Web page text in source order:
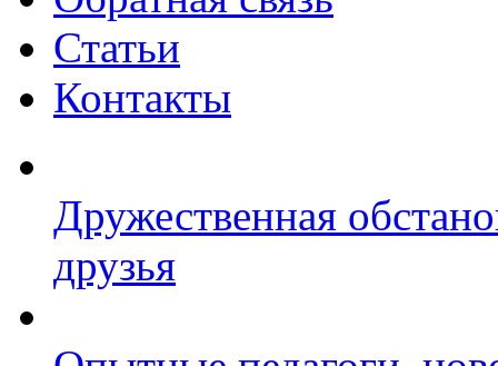
Статьи
Контакты
Дружественная
друзья